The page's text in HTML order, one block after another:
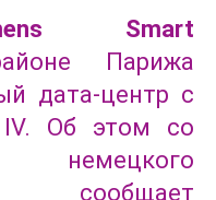
Smart
Парижа
дата-центр с
IV. Об этом со
сообщает